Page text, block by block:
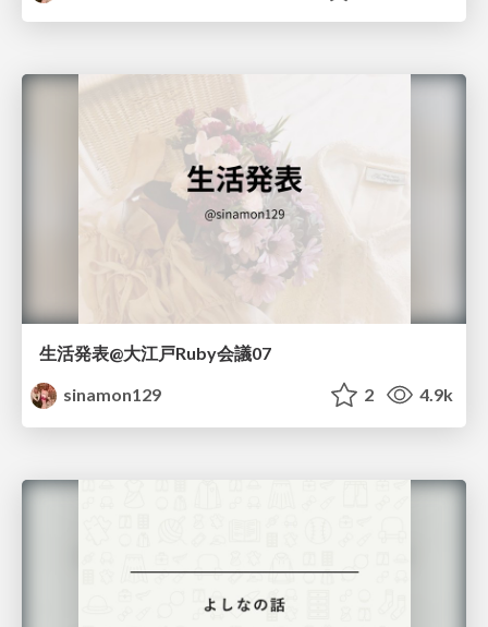
生活発表@大江戸Ruby会議07
sinamon129
2 4.9k